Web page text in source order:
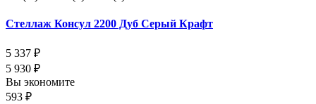
Стеллаж Консул 2200 Дуб Серый Крафт
5 337 ₽
5 930 ₽
Вы экономите
593 ₽